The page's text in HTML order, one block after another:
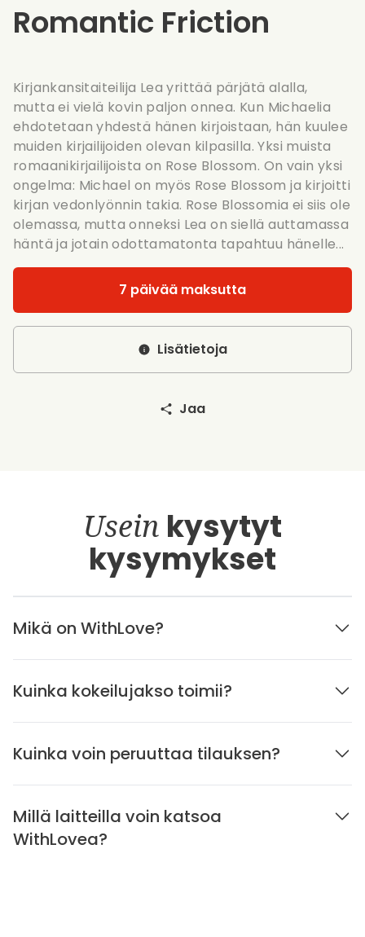
Romantic Friction
Kirjankansitaiteilija Lea yrittää pärjätä alalla,
mutta ei vielä kovin paljon onnea. Kun Michaelia
ehdotetaan yhdestä hänen kirjoistaan, hän kuulee
muiden kirjailijoiden olevan kilpasilla. Yksi muista
romaanikirjailijoista on Rose Blossom. On vain yksi
ongelma: Michael on myös Rose Blossom ja kirjoitti
kirjan vedonlyönnin takia. Rose Blossomia ei siis ole
olemassa, mutta onneksi Lea on siellä auttamassa
häntä ja jotain odottamatonta tapahtuu hänelle...
7 päivää maksutta
Lisätietoja
Jaa
Usein kysytyt
kysymykset
Mikä on WithLove?
Kuinka kokeilujakso toimii?
Kuinka voin peruuttaa tilauksen?
Millä laitteilla voin katsoa
WithLovea?